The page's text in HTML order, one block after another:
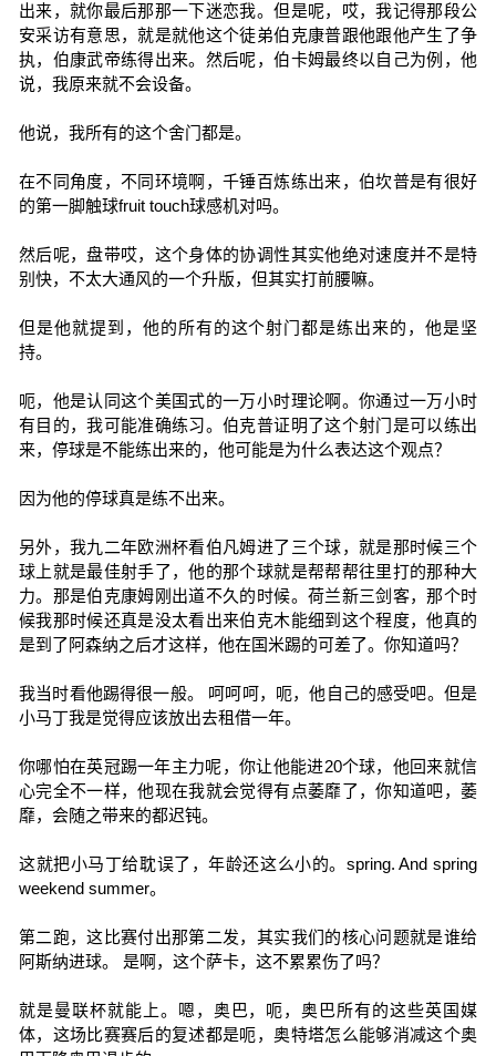
出来，就你最后那那一下迷恋我。但是呢，哎，我记得那段公
安采访有意思，就是就他这个徒弟伯克康普跟他跟他产生了争
执，伯康武帝练得出来。然后呢，伯卡姆最终以自己为例，他
说，我原来就不会设备。
他说，我所有的这个舍门都是。
在不同角度，不同环境啊，千锤百炼练出来，伯坎普是有很好
的第一脚触球fruit touch球感机对吗。
然后呢，盘带哎，这个身体的协调性其实他绝对速度并不是特
别快，不太大通风的一个升版，但其实打前腰嘛。
但是他就提到，他的所有的这个射门都是练出来的，他是坚
持。
呃，他是认同这个美国式的一万小时理论啊。你通过一万小时
有目的，我可能准确练习。伯克普证明了这个射门是可以练出
来，停球是不能练出来的，他可能是为什么表达这个观点？
因为他的停球真是练不出来。
另外，我九二年欧洲杯看伯凡姆进了三个球，就是那时候三个
球上就是最佳射手了，他的那个球就是帮帮帮往里打的那种大
力。那是伯克康姆刚出道不久的时候。荷兰新三剑客，那个时
候我那时候还真是没太看出来伯克木能细到这个程度，他真的
是到了阿森纳之后才这样，他在国米踢的可差了。你知道吗？
我当时看他踢得很一般。 呵呵呵，呃，他自己的感受吧。但是
小马丁我是觉得应该放出去租借一年。
你哪怕在英冠踢一年主力呢，你让他能进20个球，他回来就信
心完全不一样，他现在我就会觉得有点萎靡了，你知道吧，萎
靡，会随之带来的都迟钝。
这就把小马丁给耽误了，年龄还这么小的。spring. And spring
weekend summer。
第二跑，这比赛付出那第二发，其实我们的核心问题就是谁给
阿斯纳进球。 是啊，这个萨卡，这不累累伤了吗？
就是曼联杯就能上。嗯，奥巴，呃，奥巴所有的这些英国媒
体，这场比赛赛后的复述都是呃，奥特塔怎么能够消减这个奥